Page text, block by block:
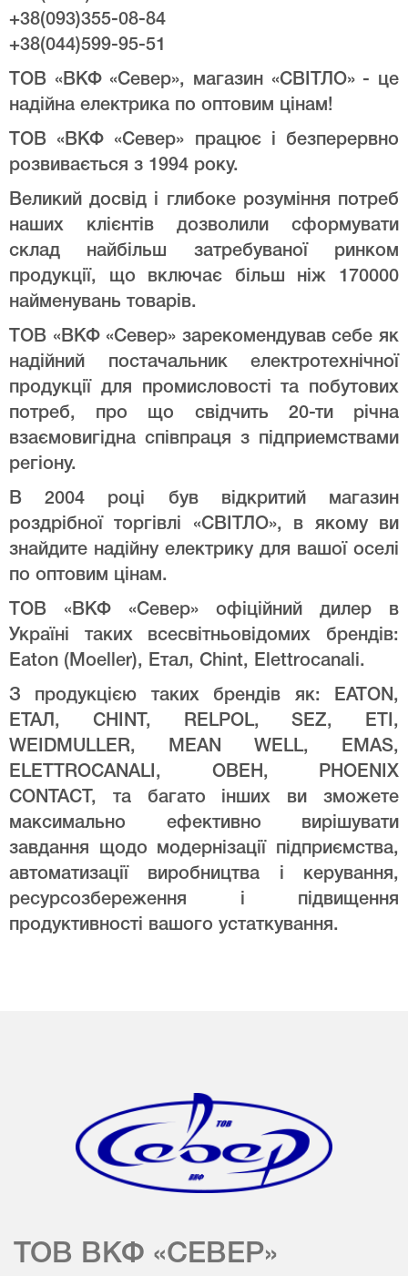
+38(093)355-08-84
+38(044)599-95-51
ТОВ «ВКФ «Север», магазин «СВІТЛО» - це
надійна електрика по оптовим цінам!
ТОВ «ВКФ «Север» працює і безперервно
розвивається з 1994 року.
Великий досвід і глибоке розуміння потреб
наших клієнтів дозволили сформувати
склад найбільш затребуваної ринком
продукції, що включає більш ніж 170000
найменувань товарів.
ТОВ «ВКФ «Север» зарекомендував себе як
надійний постачальник електротехнічної
продукції для промисловості та побутових
потреб, про що свідчить 20-ти річна
взаємовигідна співпраця з підприемствами
регіону.
В 2004 році був відкритий магазин
роздрібної торгівлі «СВІТЛО», в якому ви
знайдите надійну електрику для вашої оселі
по оптовим цінам.
ТОВ «ВКФ «Север» офіційний дилер в
Україні таких всесвітньовідомих брендів:
Eaton (Moeller), Етал, Chint, Elettrocanali.
З продукцією таких брендів як: EATON,
ЕТАЛ, CHINT, RELPOL, SEZ, ETI,
WEIDMULLER, MEAN WELL, EMAS,
ELETTROCANALI, ОВЕН, PHOENIX
CONTACT, та багато інших ви зможете
максимально ефективно вирішувати
завдання щодо модернізації підприємства,
автоматизації виробництва і керування,
ресурсозбереження і підвищення
продуктивності вашого устаткування.
ТОВ ВКФ «СЕВЕР»